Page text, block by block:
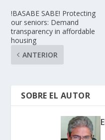
!BASABE SABE! Protecting
our seniors: Demand
transparency in affordable
housing
ANTERIOR
SOBRE EL AUTOR